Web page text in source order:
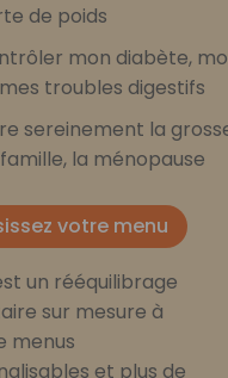
de poids
mon diabète,
troubles digestifs
sereinement la
la ménopause
votre menu
un rééquilibrage
sur mesure à
menus
et plus de